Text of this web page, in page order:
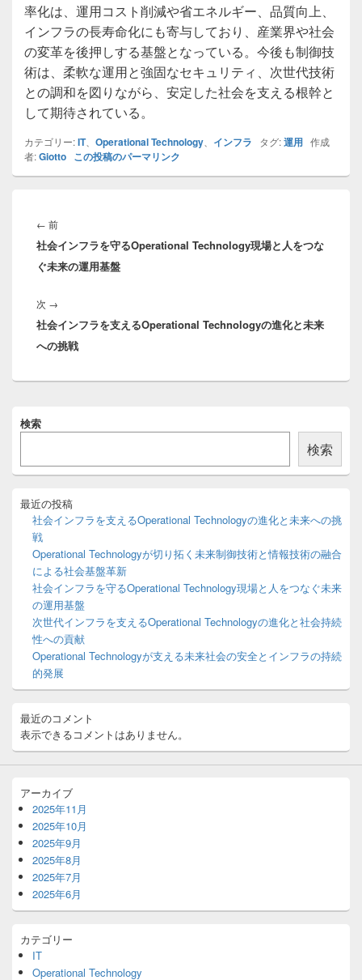
率化は、運用コスト削減や省エネルギー、品質向上、
インフラの長寿命化にも寄与しており、産業界や社会
の変革を後押しする基盤となっている。今後も制御技
術は、柔軟な運用と強固なセキュリティ、次世代技術
との調和を図りながら、安定した社会を支える根幹と
して期待されている。
カテゴリー:IT、 Operational Technology インフラ タグ:運用 作成
者:Giotto この投稿のパーマリンク
稿
ナ
ビ
ゲ
シ
ョ
ン
← 前前
の
投
社会インフラを守るOperational Technology現場と人をつな
ぐ未来の運用基盤
次 →
の
投
社会インフラを支えるOperational Technologyの進化と未来
への挑戦
イ
イ
バ
検索
検索
最近の投稿
社会インフラを支えるOperational Technologyの進化と未来への挑
戦
Operational Technologyが切り拓く未来制御技術と情報技術の融合
による社会基盤革新
社会インフラを守るOperational Technology現場と人をつなぐ未来
の運用基盤
次世代インフラを支えるOperational Technologyの進化と社会持続
性への貢献
Operational Technologyが支える未来社会の安全とインフラの持続
的発展
最近のコメント
表示できるコメントはありません。
アーカイブ
2025年11月
2025年10月
2025年9月
2025年8月
2025年7月
2025年6月
カテゴリー
IT
Operational Technology